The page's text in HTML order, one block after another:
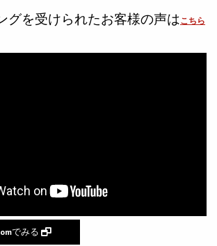
グを受けられたお客様の声はこちら
でみる